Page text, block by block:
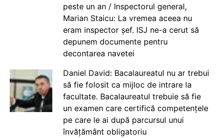
peste un an / Inspectorul general,
Marian Staicu: La vremea aceea nu
eram inspector șef. ISJ ne-a cerut să
depunem documente pentru
decontarea navetei
Daniel David: Bacalaureatul nu ar trebui
să fie folosit ca mijloc de intrare la
facultate. Bacalaureatul trebuie să fie
un examen care certifică competențele
pe care le ai după parcursul unui
învățământ obligatoriu